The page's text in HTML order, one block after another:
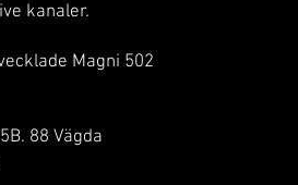
kanaler.
Magni 502
88 Vägda